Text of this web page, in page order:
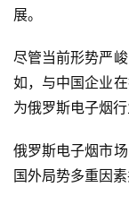
展。
尽管当前形势严
如，与中国企业
为俄罗斯电子烟行
俄罗斯电子烟市
国外局势多重因